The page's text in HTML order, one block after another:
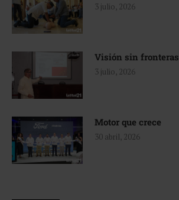
3 julio, 2026
Visión sin fronteras
3 julio, 2026
Motor que crece
30 abril, 2026